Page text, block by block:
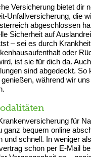
Versicherung bietet dir
Unfallversicherung, die
abgeschlossen
Sicherheit auf
– sei es durch
oder
ist sie für dich da.
sind abgedeckt. So
während wir
für
ganz bequem online
und schnell. In weniger
schon per E-Mail